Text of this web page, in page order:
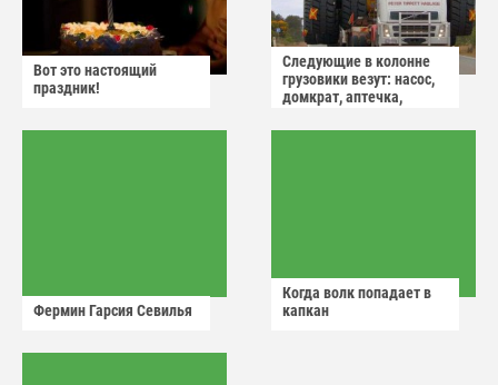
Вот это настоящий
праздник!
Следующие в колонне
грузовики везут: насос,
домкрат, аптечка,
Фермин Гарсия Севилья
Когда волк попадает в
капкан